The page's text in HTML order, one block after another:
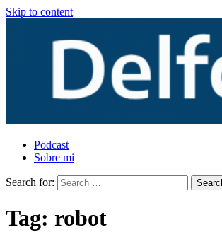
Skip to content
Podcast
Sobre mi
Search for:
Tag: robot